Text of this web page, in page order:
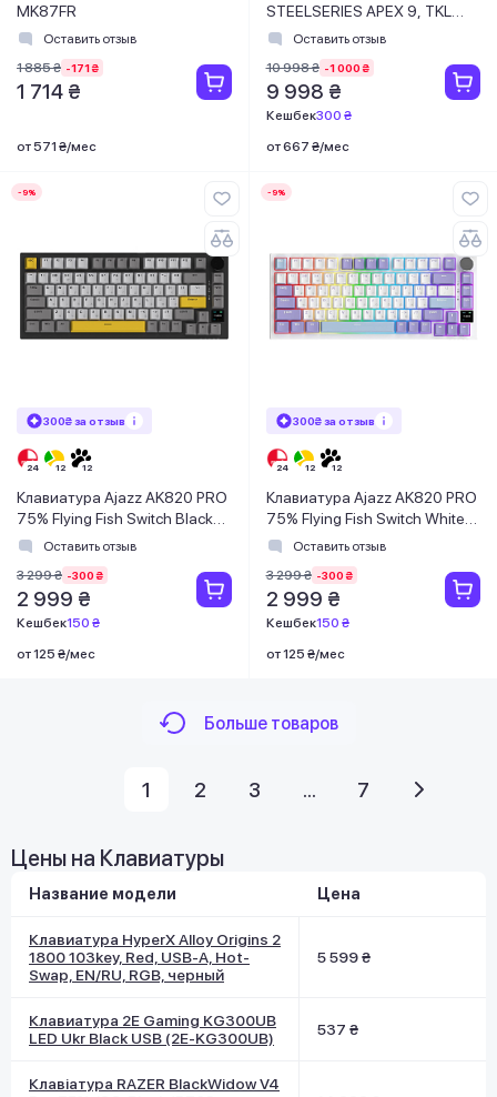
MK87FR
Оставить отзыв
1 885 ₴ -171 ₴
1 714 ₴
от 571 ₴/мес
STEELSERIES APEX 9, TKL
(64847)Оставить отзыв
10 998 ₴ -1 000 ₴
9 998 ₴
Кешбек300 ₴
от 667 ₴/мес
-9%
300₴ за отзыв
Клавиатура Ajazz AK820 PRO
75% Flying Fish Switch Black
RGB (AK820PRO-FF-BGY)
Оставить отзыв
3 299 ₴ -300 ₴
2 999 ₴
Кешбек150 ₴
от 125 ₴/мес
-9%
300₴ за отзыв
Клавиатура Ajazz AK820 PRO
75% Flying Fish Switch White
RGB (AK820PRO-FF-PWB)
Оставить отзыв
3 299 ₴ -300 ₴
2 999 ₴
Кешбек150 ₴
от 125 ₴/мес
Больше товаров
1 2 3 ... 7
Цены на Клавиатуры
Название модели Цена
Клавиатура HyperX Alloy Origins 2
1800 103key, Red, USB-A, Hot-
Swap, EN/RU, RGB, черный
5 599 ₴
Клавиатура 2E Gaming KG300UB
LED Ukr Black USB (2E-KG300UB)
537 ₴
Клавіатура RAZER BlackWidow V4